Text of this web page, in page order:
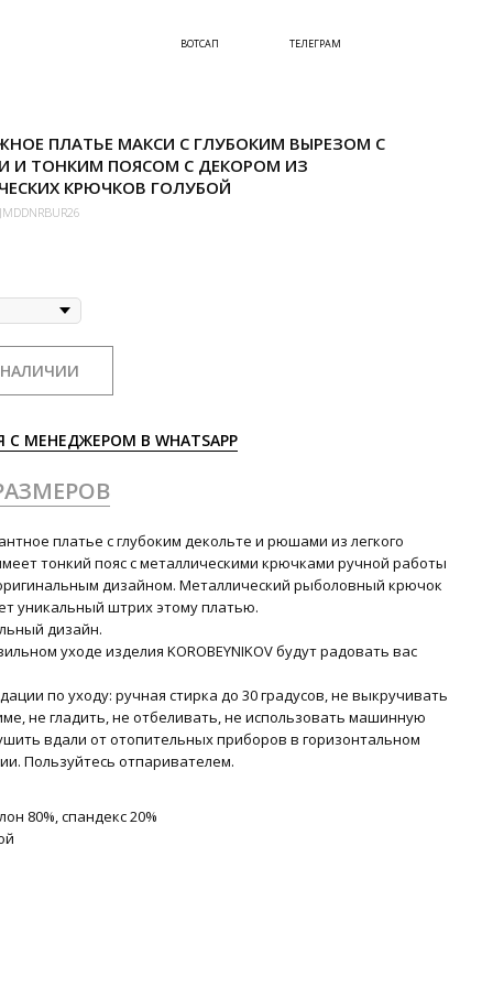
ВОТСАП ТЕЛЕГРАМ
ПЛАТЬЕ МАКСИ С ГЛУБОКИМ ВЫРЕЗОМ С
И ТОНКИМ ПОЯСОМ С ДЕКОРОМ ИЗ
КРЮЧКОВ ГОЛУБОЙ
С МЕНЕДЖЕРОМ В WHATSAPP
платье с глубоким декольте и рюшами из легкого
тонкий пояс с металлическими крючками ручной работы
дизайном. Металлический рыболовный крючок
уникальный штрих этому платью.
дизайн.
уходе изделия KOROBEYNIKOV будут радовать вас
по уходу: ручная стирка до 30 градусов, не выкручивать
не гладить, не отбеливать, не использовать машинную
вдали от отопительных приборов в горизонтальном
Пользуйтесь отпаривателем.
80%, спандекс 20%